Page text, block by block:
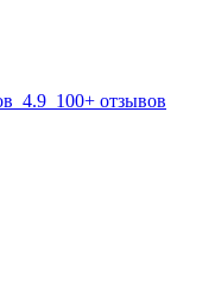
4.9 100+ отзывов